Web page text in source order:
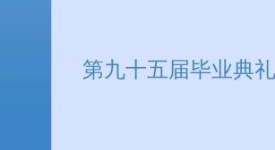
第九十五届毕业典礼